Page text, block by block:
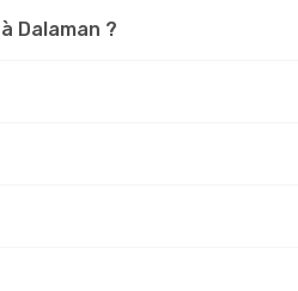
Dalaman ?